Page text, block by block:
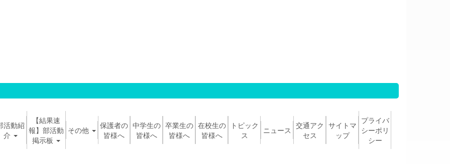
活動紹
介
【結果速
報】部活動
掲示板
その他
保護者の
皆様へ
中学生の
皆様へ
卒業生の
皆様へ
在校生の
皆様へ
トピック
ス
ニュース 交通アク
セス
サイトマ
ップ
プライバ
シーポリ
シー